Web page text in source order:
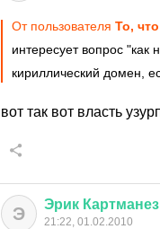
От пользователя То,
интересует вопрос "как
кириллический домен,
вот так вот власть
Э Эрик Картманез
21:22, 01.02.2010